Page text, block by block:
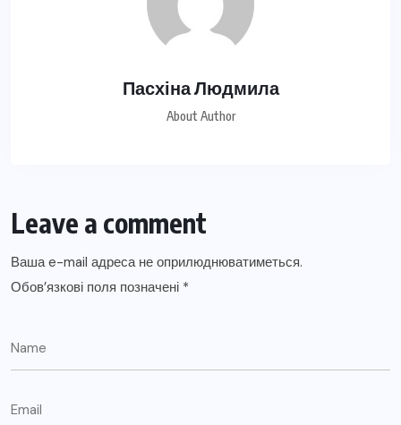
Пасхіна Людмила
About Author
Leave a comment
Ваша e-mail адреса не оприлюднюватиметься.
Обов’язкові поля позначені *